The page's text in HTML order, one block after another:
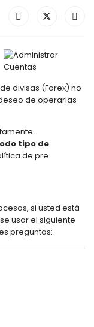
divisas (Forex) no
de operarlas
tipo de
de pre
si usted está
usar el siguiente
preguntas: